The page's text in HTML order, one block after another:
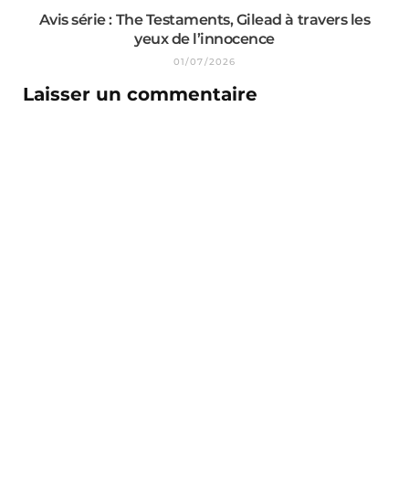
Avis série : The Testaments, Gilead à travers les
yeux de l’innocence
01/07/2026
Laisser un commentaire